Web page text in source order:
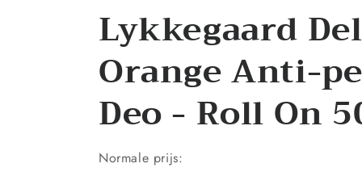
Lykkegaard
Orange Anti-
Deo - Roll On
Normale prijs: